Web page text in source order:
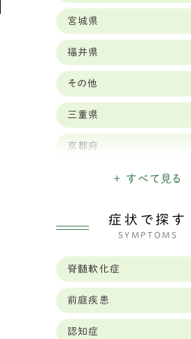
ボーダーコリー
セントバーナード
バーニーズマウンテンド
ッグ
ロットワイラー
ベルジアン シェパード ド
ッグ タービュレン
バーニーズマウンテン
ホワイトシェパード
オールドイングリッシュシ
宮城県
福井県
その他
三重県
京都府
千葉県
和歌山県
埼玉県
+ すべて見る
症状で探す
SYMPTOMS
脊髄軟化症
前庭疾患
認知症